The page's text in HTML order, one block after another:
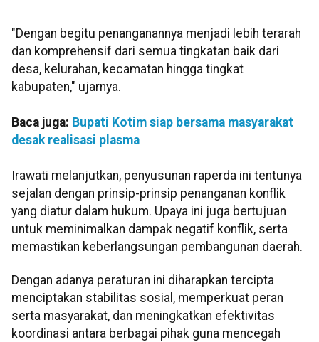
"Dengan begitu penanganannya menjadi lebih terarah
dan komprehensif dari semua tingkatan baik dari
desa, kelurahan, kecamatan hingga tingkat
kabupaten," ujarnya.
Baca juga: Bupati Kotim siap bersama masyarakat
desak realisasi plasma
Irawati melanjutkan, penyusunan raperda ini tentunya
sejalan dengan prinsip-prinsip penanganan konflik
yang diatur dalam hukum. Upaya ini juga bertujuan
untuk meminimalkan dampak negatif konflik, serta
memastikan keberlangsungan pembangunan daerah.
Dengan adanya peraturan ini diharapkan tercipta
menciptakan stabilitas sosial, memperkuat peran
serta masyarakat, dan meningkatkan efektivitas
koordinasi antara berbagai pihak guna mencegah